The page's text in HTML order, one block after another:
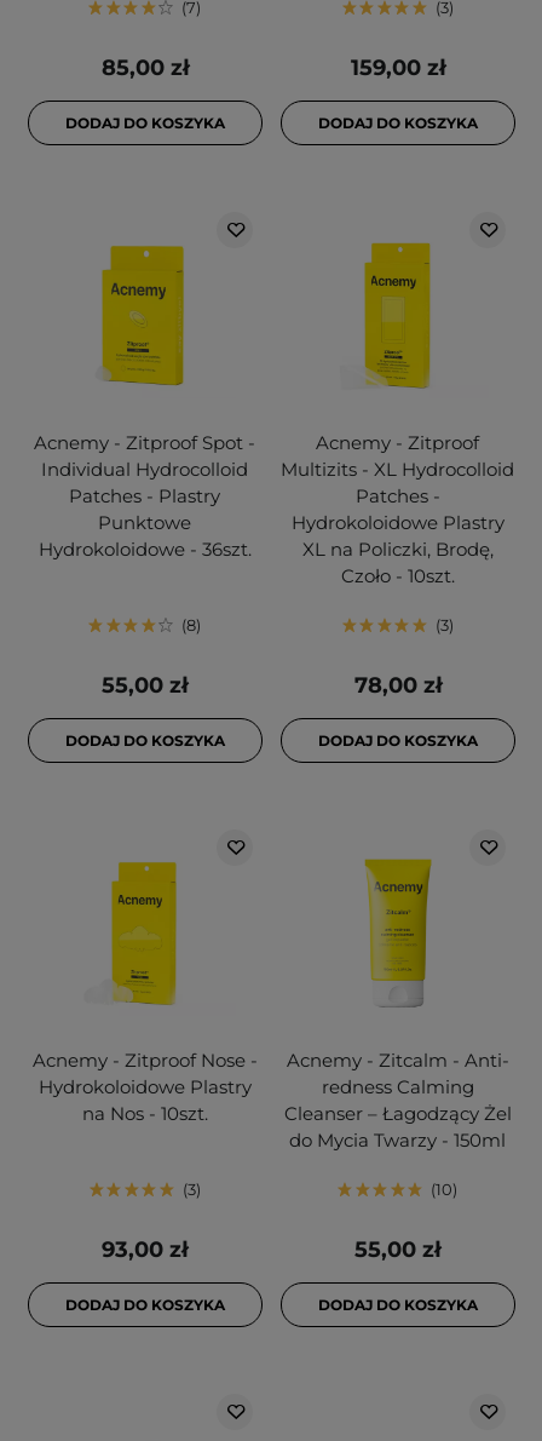
7
85,00 zł
DODAJ DO KOSZYKA
3
159,00 zł
DODAJ DO KOSZYKA
Acnemy - Zitproof Spot -
Individual Hydrocolloid
Patches - Plastry
Punktowe
Hydrokoloidowe - 36szt.
8
55,00 zł
DODAJ DO KOSZYKA
Acnemy - Zitproof
Multizits - XL Hydrocolloid
Patches -
Hydrokoloidowe Plastry
XL na Policzki, Brodę,
Czoło - 10szt.
3
78,00 zł
DODAJ DO KOSZYKA
Acnemy - Zitproof Nose -
Hydrokoloidowe Plastry
na Nos - 10szt.
3
93,00 zł
DODAJ DO KOSZYKA
Acnemy - Zitcalm - Anti-
redness Calming
Cleanser – Łagodzący Żel
do Mycia Twarzy - 150ml
10
55,00 zł
DODAJ DO KOSZYKA